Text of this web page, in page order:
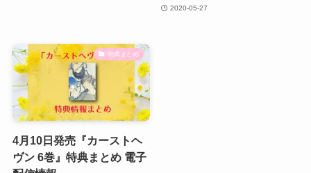
2020-05-27
特典まとめ
4月10日発売『カーストヘ
ヴン 6巻』特典まとめ 電子